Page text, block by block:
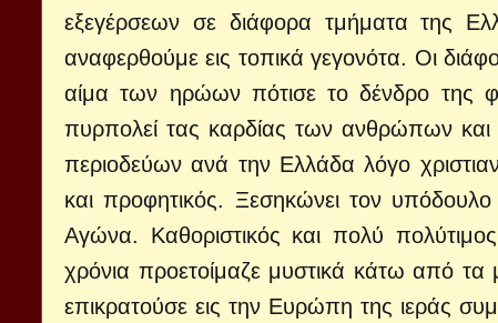
εξεγέρσεων σε διάφορα τμήματα της
αναφερθούμε εις τοπικά γεγονότα. Οι
αίμα των ηρώων πότισε το δένδρο της
πυρπολεί τας καρδίας των ανθρώπων
περιοδεύων ανά την Ελλάδα λόγο
και προφητικός. Ξεσηκώνει τον υπόδουλο
Αγώνα. Καθοριστικός και πολύ
χρόνια προετοίμαζε μυστικά κάτω από τα
επικρατούσε εις την Ευρώπη της ιεράς